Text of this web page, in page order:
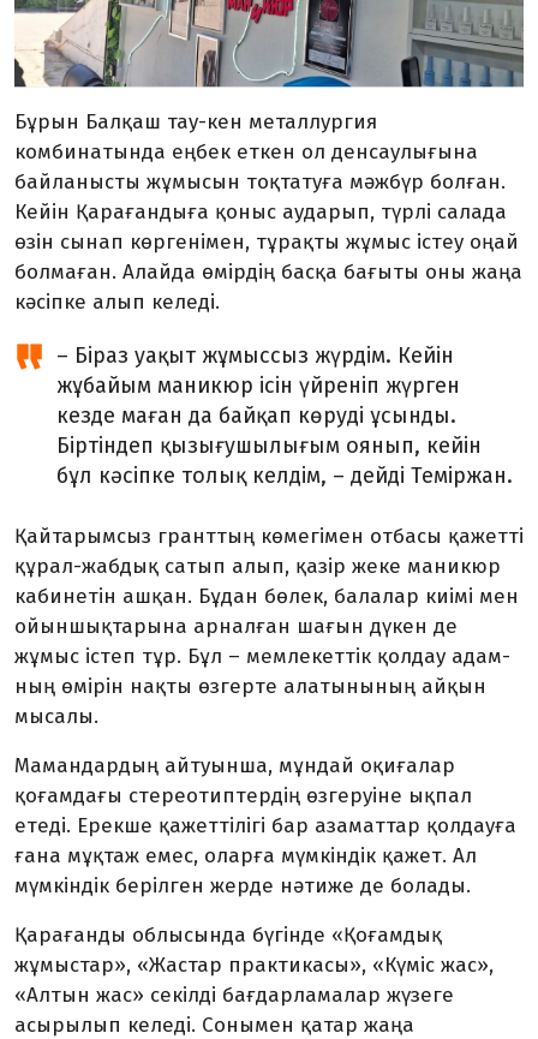
Бұрын Балқаш тау-кен металлургия
комбинатында еңбек еткен ол денсаулығына
байланысты жұмысын тоқтатуға мәжбүр болған.
Кейін Қарағандыға қоныс аударып, түрлі салада
өзін сынап көргенімен, тұрақты жұмыс істеу оңай
болмаған. Алайда өмірдің басқа бағыты оны жаңа
кәсіпке алып келеді.
– Біраз уақыт жұмыссыз жүрдім. Кейін
жұбайым маникюр ісін үйреніп жүрген
кезде маған да байқап көруді ұсынды.
Біртіндеп қызығушылығым оянып, кейін
бұл кәсіпке толық келдім, – дейді Теміржан.
Қайтарымсыз гранттың көмегімен отбасы қажетті
құрал-жабдық сатып алып, қазір жеке маникюр
кабинетін ашқан. Бұдан бөлек, балалар киімі мен
ойыншық­тарына арналған шағын дүкен де
жұмыс істеп тұр. Бұл – мемлекеттік қолдау адам­
ның өмірін нақты өзгерте алатынының айқын
мысалы.
Мамандардың айтуынша, мұндай оқиғалар
қоғамдағы стереотиптердің өзгеруіне ықпал
етеді. Ерекше қажеттілігі бар азаматтар қолдауға
ғана мұқтаж емес, оларға мүмкіндік қажет. Ал
мүмкіндік берілген жерде нәтиже де болады.
Қарағанды облысында бүгінде «Қоғам­дық
жұмыстар», «Жастар практикасы», «Күміс жас»,
«Алтын жас» секілді бағдар­ламалар жүзеге
асырылып келеді. Сонымен қатар жаңа